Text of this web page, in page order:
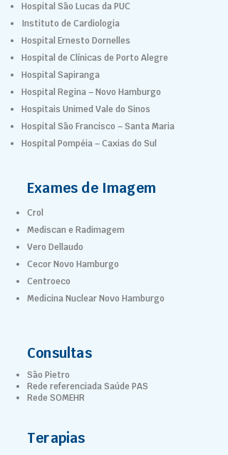
Hospital São Lucas da PUC
Instituto de Cardiologia
Hospital Ernesto Dornelles
Hospital de Clínicas de Porto Alegre
Hospital Sapiranga
Hospital Regina – Novo Hamburgo
Hospitais Unimed Vale do Sinos
Hospital São Francisco – Santa Maria
Hospital Pompéia – Caxias do Sul
Exames de Imagem
Crol
Mediscan e Radimagem
Vero Dellaudo
Cecor Novo Hamburgo
Centroeco
Medicina Nuclear Novo Hamburgo
Consultas
São Pietro
Rede referenciada Saúde PAS
Rede SOMEHR
Terapias